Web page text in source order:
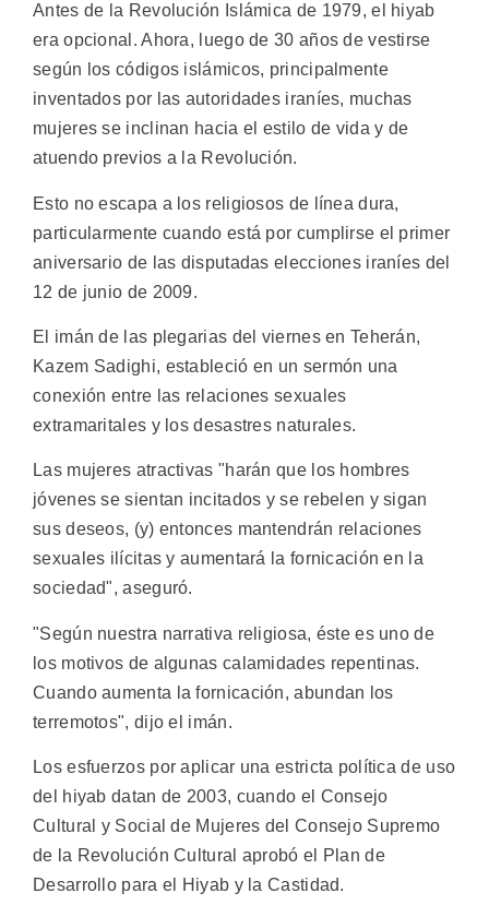
Antes de la Revolución Islámica de 1979, el hiyab
era opcional. Ahora, luego de 30 años de vestirse
según los códigos islámicos, principalmente
inventados por las autoridades iraníes, muchas
mujeres se inclinan hacia el estilo de vida y de
atuendo previos a la Revolución.
Esto no escapa a los religiosos de línea dura,
particularmente cuando está por cumplirse el primer
aniversario de las disputadas elecciones iraníes del
12 de junio de 2009.
El imán de las plegarias del viernes en Teherán,
Kazem Sadighi, estableció en un sermón una
conexión entre las relaciones sexuales
extramaritales y los desastres naturales.
Las mujeres atractivas "harán que los hombres
jóvenes se sientan incitados y se rebelen y sigan
sus deseos, (y) entonces mantendrán relaciones
sexuales ilícitas y aumentará la fornicación en la
sociedad", aseguró.
"Según nuestra narrativa religiosa, éste es uno de
los motivos de algunas calamidades repentinas.
Cuando aumenta la fornicación, abundan los
terremotos", dijo el imán.
Los esfuerzos por aplicar una estricta política de uso
del hiyab datan de 2003, cuando el Consejo
Cultural y Social de Mujeres del Consejo Supremo
de la Revolución Cultural aprobó el Plan de
Desarrollo para el Hiyab y la Castidad.